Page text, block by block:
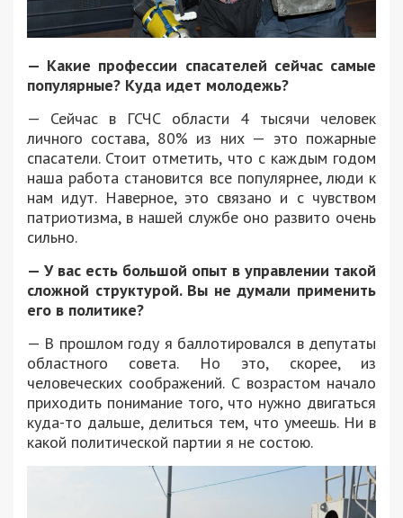
— Какие профессии спасателей сейчас самые
популярные? Куда идет молодежь?
— Сейчас в ГСЧС области 4 тысячи человек
личного состава, 80% из них — это пожарные
спасатели. Стоит отметить, что с каждым годом
наша работа становится все популярнее, люди к
нам идут. Наверное, это связано и с чувством
патриотизма, в нашей службе оно развито очень
сильно.
— У вас есть большой опыт в управлении такой
сложной структурой. Вы не думали применить
его в политике?
— В прошлом году я баллотировался в депутаты
областного совета. Но это, скорее, из
человеческих соображений. С возрастом начало
приходить понимание того, что нужно двигаться
куда-то дальше, делиться тем, что умеешь. Ни в
какой политической партии я не состою.